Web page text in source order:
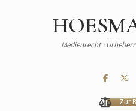
Medienrecht ·
Zur